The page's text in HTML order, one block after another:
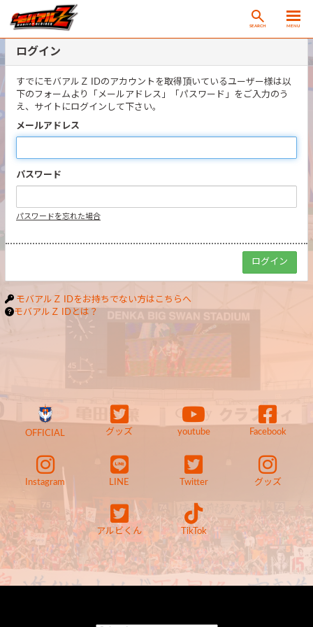
SEARCH MENU
ログイン
すでにモバアルＺ IDのアカウントを取得頂いているユーザー様は以
下のフォームより「メールアドレス」「パスワード」をご入力のう
え、サイトにログインして下さい。
メールアドレス
パスワード
パスワードを忘れた場合
モバアルＺ IDをお持ちでない方はこちらへ
モバアルＺ IDとは？
OFFICIAL グッズ youtube Facebook
Instagram LINE Twitter グッズ
アルビくん TikTok